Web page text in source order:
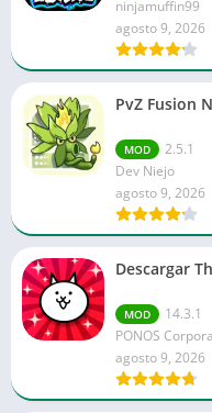
ninjamuffin99
agosto 9, 2026
PvZ Fusion
MOD
2.5.1
Dev Niejo
agosto 9, 2026
Descargar
MOD
14.3.1
PONOS
agosto 9, 2026